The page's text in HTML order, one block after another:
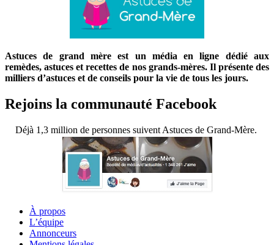
Astuces de grand mère est un média en ligne dédié aux
remèdes, astuces et recettes de nos grands-mères. Il présente des
milliers d’astuces et de conseils pour la vie de tous les jours.
Rejoins la communauté Facebook
Déjà 1,3 million de personnes suivent Astuces de Grand-Mère.
À propos
L’équipe
Annonceurs